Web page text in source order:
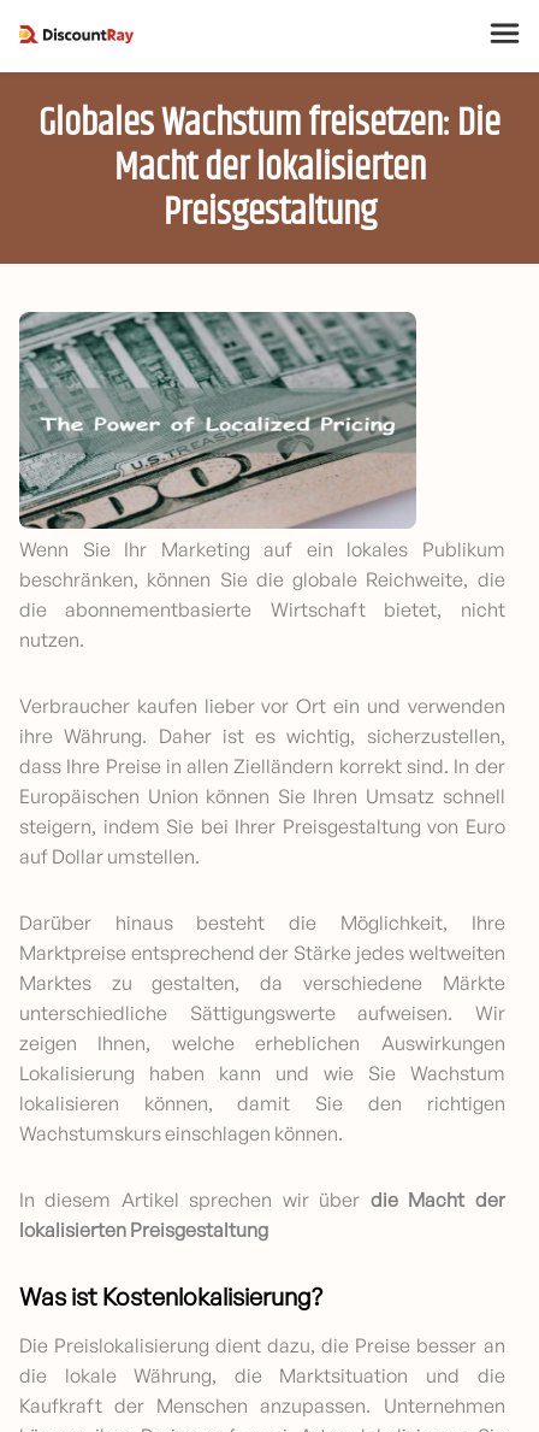
Globales Wachstum freisetzen: Die
Macht der lokalisierten
Preisgestaltung
Wenn Sie Ihr Marketing auf ein lokales Publikum
beschränken, können Sie die globale Reichweite, die
die abonnementbasierte Wirtschaft bietet, nicht
nutzen.
Verbraucher kaufen lieber vor Ort ein und verwenden
ihre Währung. Daher ist es wichtig, sicherzustellen,
dass Ihre Preise in allen Zielländern korrekt sind. In der
Europäischen Union können Sie Ihren Umsatz schnell
steigern, indem Sie bei Ihrer Preisgestaltung von Euro
auf Dollar umstellen.
Darüber hinaus besteht die Möglichkeit, Ihre
Marktpreise entsprechend der Stärke jedes weltweiten
Marktes zu gestalten, da verschiedene Märkte
unterschiedliche Sättigungswerte aufweisen. Wir
zeigen Ihnen, welche erheblichen Auswirkungen
Lokalisierung haben kann und wie Sie Wachstum
lokalisieren können, damit Sie den richtigen
Wachstumskurs einschlagen können.
In diesem Artikel sprechen wir über die Macht der
lokalisierten Preisgestaltung
Was ist Kostenlokalisierung?
Die Preislokalisierung dient dazu, die Preise besser an
die lokale Währung, die Marktsituation und die
Kaufkraft der Menschen anzupassen. Unternehmen